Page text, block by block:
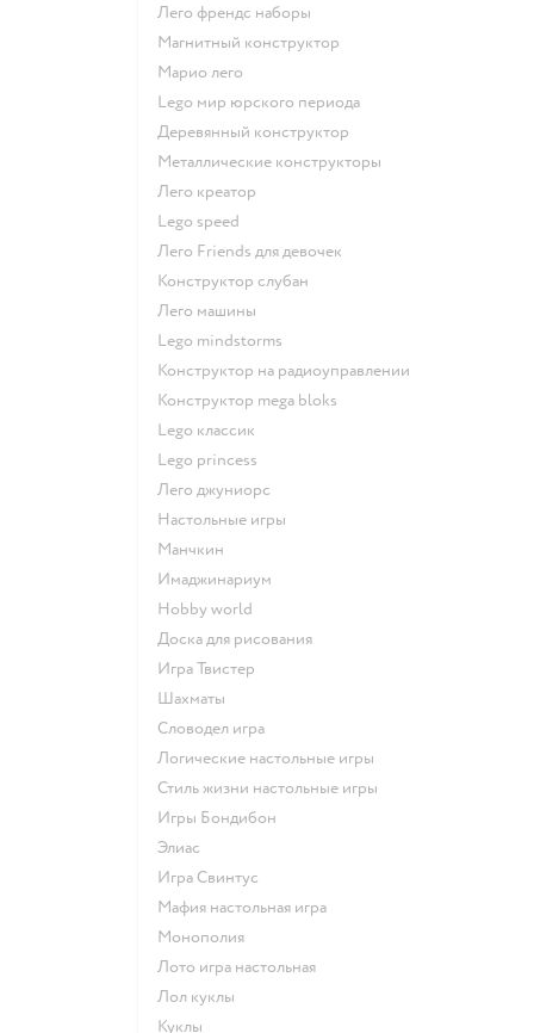
Лего френдс наборы
Магнитный конструктор
Марио лего
Lego мир юрского периода
Деревянный конструктор
Металлические конструкторы
Лего креатор
Lego speed
Лего Friends для девочек
Конструктор слубан
Лего машины
Lego mindstorms
Конструктор на радиоуправлении
Конструктор mega bloks
Lego классик
Lego princess
Лего джуниорс
Настольные игры
Манчкин
Имаджинариум
Hobby world
Доска для рисования
Игра Твистер
Шахматы
Словодел игра
Логические настольные игры
Стиль жизни настольные игры
Игры Бондибон
Элиас
Игра Свинтус
Мафия настольная игра
Монополия
Лото игра настольная
Лол куклы
Куклы